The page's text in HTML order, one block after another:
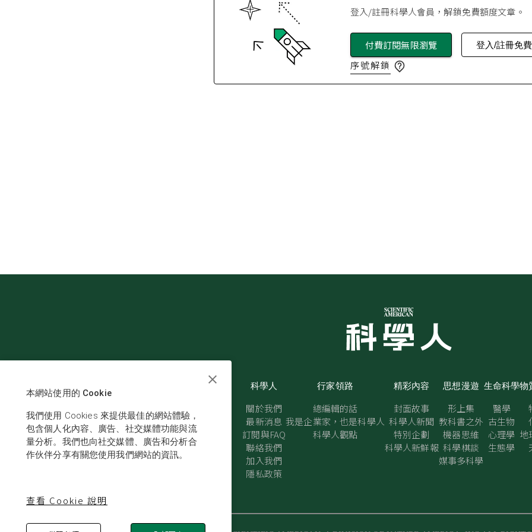
登入/註冊科學人會員，解鎖免費額度文章。
付費訂閱無限瀏覽 登入/註冊免
序號解鎖
科學人
關於我們
最新消息
訂閱與FAQ
聯絡我們
加入我們
隱私政策
行家領路
總編輯的話
我是企業家，也是科學人
科學人觀點
精彩內容
封面故事
科學人新聞
特別企劃
科學人新鮮報
思想漫遊
形上集
教科書之外
機器思維
科學棋談
媒事多科學
生命科學
醫學
古生物
心理學
生態學
物
地
本網站使用的 Cookie
我們使用 Cookies 來提供最佳的網站體驗，
包含個人化內容、廣告、社交媒體功能與流
量分析。我們也向社交媒體、廣告和分析合
作伙伴分享有關您使用我們網站的資訊。
查看 Cookie 說明